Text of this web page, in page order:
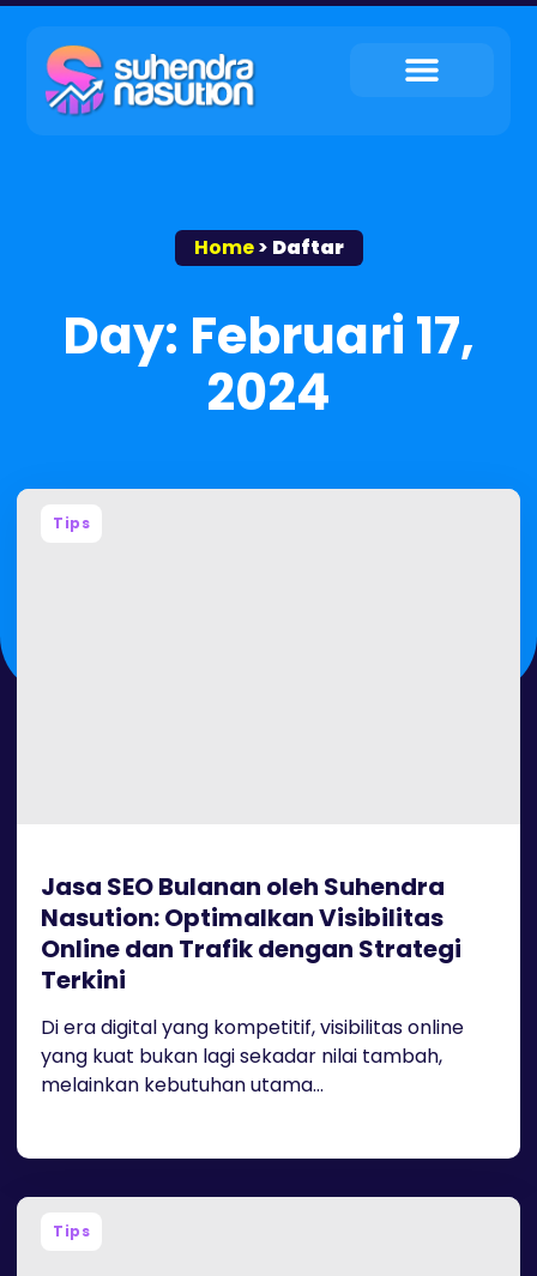
Home> Daftar
Day: Februari 17,
2024
Tips
Jasa SEO Bulanan oleh Suhendra
Nasution: Optimalkan Visibilitas
Online dan Trafik dengan Strategi
Terkini
Di era digital yang kompetitif, visibilitas online
yang kuat bukan lagi sekadar nilai tambah,
melainkan kebutuhan utama...
Tips